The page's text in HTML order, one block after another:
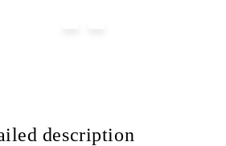
description